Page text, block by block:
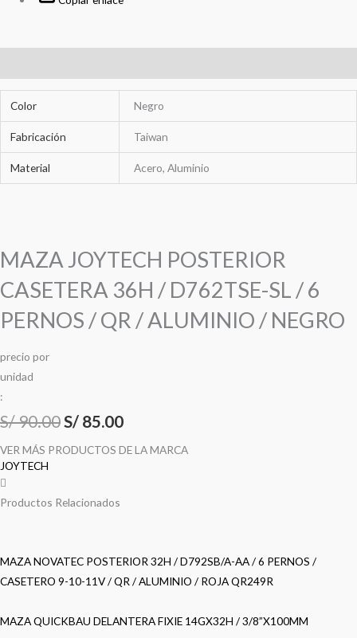
Color Negro
Fabricación Taiwan
Material Acero, Aluminio
MAZA JOYTECH POSTERIOR
CASETERA 36H / D762TSE-SL / 6
PERNOS / QR / ALUMINIO / NEGRO
precio por
unidad
:
S/90.00S/ 85.00
VER MÁS PRODUCTOS DE LA MARCA
JOYTECH
Productos Relacionados
MAZA NOVATEC POSTERIOR 32H / D792SB/A-AA / 6 PERNOS /
CASETERO 9-10-11V / QR / ALUMINIO / ROJA QR249R
MAZA QUICKBAU DELANTERA FIXIE 14GX32H / 3/8”X100MM